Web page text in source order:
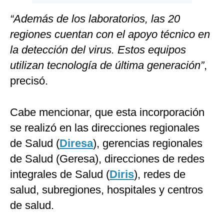
“Además de los laboratorios, las 20
regiones cuentan con el apoyo técnico en
la detección del virus. Estos equipos
utilizan tecnología de última generación”,
precisó.
Cabe mencionar, que esta incorporación
se realizó en las direcciones regionales
de Salud (Diresa), gerencias regionales
de Salud (Geresa), direcciones de redes
integrales de Salud (Diris), redes de
salud, subregiones, hospitales y centros
de salud.